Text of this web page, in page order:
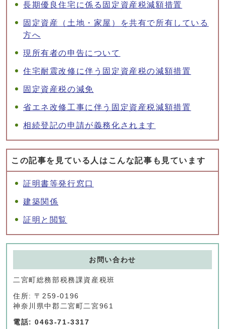
長期優良住宅に係る固定資産税減額措置
固定資産（土地・家屋）を共有で所有している
方へ
現所有者の申告について
住宅耐震改修に伴う固定資産税の減額措置
固定資産税の減免
省エネ改修工事に伴う固定資産税減額措置
相続登記の申請が義務化されます
この記事を見ている人はこんな記事も見ています
証明書等発行窓口
建築関係
証明と閲覧
お問い合わせ
二宮町総務部税務課資産税班
住所: 〒259-0196
神奈川県中郡二宮町二宮961
電話: 0463-71-3317